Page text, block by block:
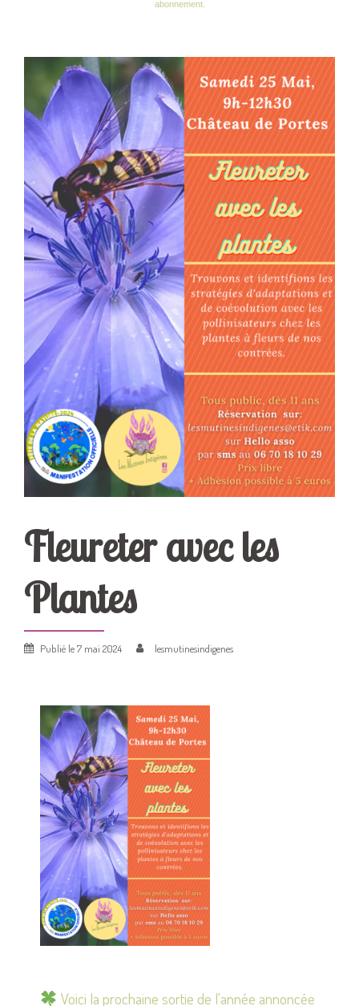
abonnement.
Fleureter avec les
Plantes
Publié le7 mai 2024 lesmutinesindigenes
Voici la prochaine sortie de l'année annoncée